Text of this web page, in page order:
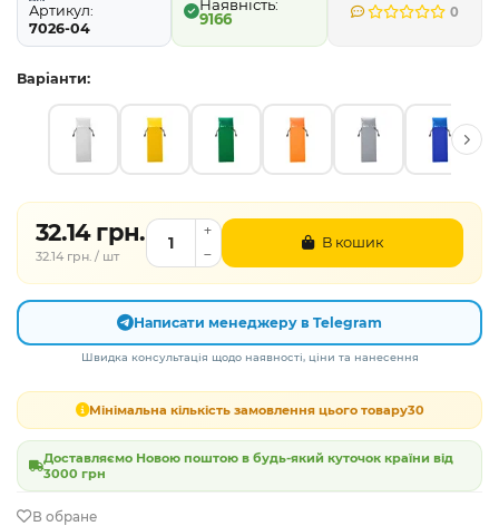
Артикул:
7026-04
9166 0
Варіанти:
32.14 грн.
32.14 грн. / шт
В кошик
Написати менеджеру в Telegram
Швидка консультація щодо наявності, ціни та нанесення
Мінімальна кількість замовлення цього товару30
Доставляємо Новою поштою в будь-який куточок країни від
3000 грн
В обране